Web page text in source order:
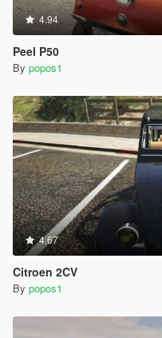
4.94
Peel P50
By popos1
4.67
Citroen 2CV
By popos1